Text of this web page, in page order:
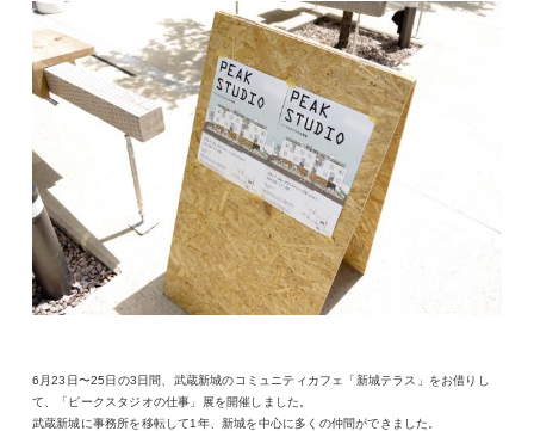
6月23日〜25日の3日間、武蔵新城のコミュニティカフェ「新城テラス」をお借りし
て、「ピークスタジオの仕事」展を開催しました。
武蔵新城に事務所を移転して1年、新城を中心に多くの仲間ができました。